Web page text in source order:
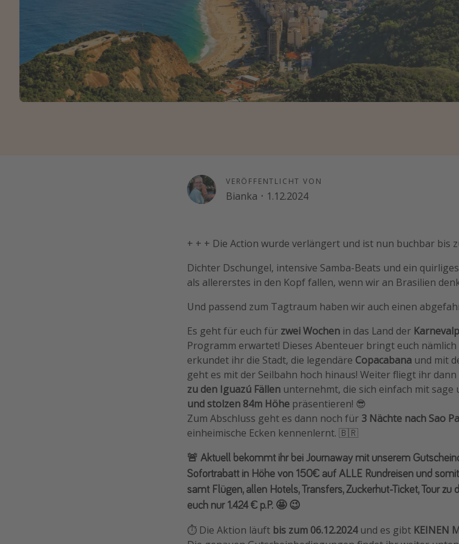
VERÖFFENTLICHT VON
Bianka · 1.12.2024
+ + + Die Action wurde verlängert und ist nun buchbar bis
Dichter Dschungel, intensive Samba-Beats und ein
als allererstes in den Kopf fallen, wenn wir an Brasilien
Und passend zum Tagtraum haben wir auch einen
Es geht für euch für zwei Wochen in das Land der
Programm erwartet! Dieses Abenteuer bringt euch
erkundet ihr die Stadt, die legendäre Copacabana und mit
geht es mit der Seilbahn hoch hinaus! Weiter fliegt ihr dann
zu den Iguazú Fällen unternehmt, die sich einfach mit sage
und stolzen 84m Höhe präsentieren! 😎
Zum Abschluss geht es dann noch für 3 Nächte nach Sao
einheimische Ecken kennenlernt. 🇧🇷
🚨 Aktuell bekommt ihr bei Journaway mit unserem
Sofortrabatt in Höhe von 150€ auf ALLE Rundreisen und
samt Flügen, allen Hotels, Transfers,Zuckerhut-Ticket, Tour zu
euch nur 1.424 € p.P. 🤩 😉
⏱️ Die Aktion läuft bis zum 06.12.2024 und es gibt KEINEN